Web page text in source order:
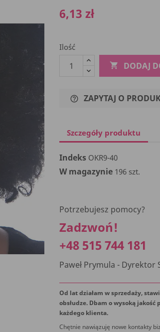
6,13 zł
Ilość
 DODAJ
help_outline ZAPYTAJ O
Szczegóły produktu
Indeks OKR9-40
W magazynie 196 szt.
Potrzebujesz pomocy?
Zadzwoń!
+48 515 744 181
Paweł Prymula - Dyrektor
Od lat działam w sprzedaży,
obsłudze. Dbam o wysoką
każdego klienta.
Chętnie nawiązuję nowe kontakty